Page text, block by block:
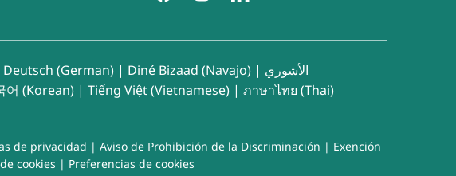
Deutsch (German) | Diné Bizaad (Navajo) | الأشوري
어 (Korean) | Tiếng Việt (Vietnamese) | ภาษาไทย (Thai)
de privacidad | Aviso de Prohibición de la Discriminación | Exención
cookies | Preferencias de cookies